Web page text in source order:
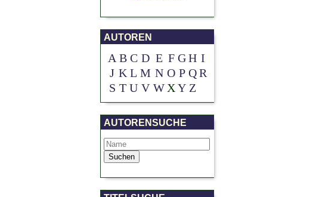
AUTOREN
A B C D E F GH I
J K L M N O P QR
S T U V W XY Z
AUTORENSUCHE